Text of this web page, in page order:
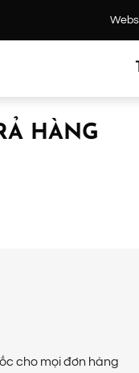
HÀNG
cho mọi đơn hàng